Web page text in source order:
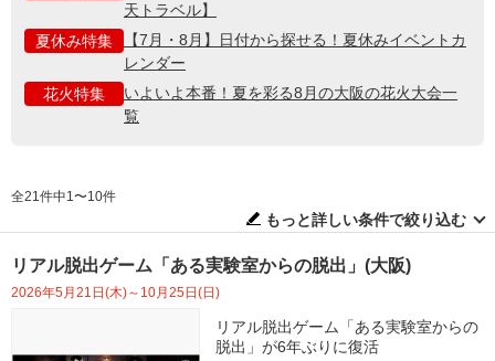
天トラベル】
夏休み特集
【7月・8月】日付から探せる！夏休みイベントカ
レンダー
花火特集
いよいよ本番！夏を彩る8月の大阪の花火大会一
覧
全21件中1〜10件
もっと詳しい条件で絞り込む
リアル脱出ゲーム「ある実験室からの脱出」(大阪)
2026年5月21日(木)～10月25日(日)
リアル脱出ゲーム「ある実験室からの
脱出」が6年ぶりに復活